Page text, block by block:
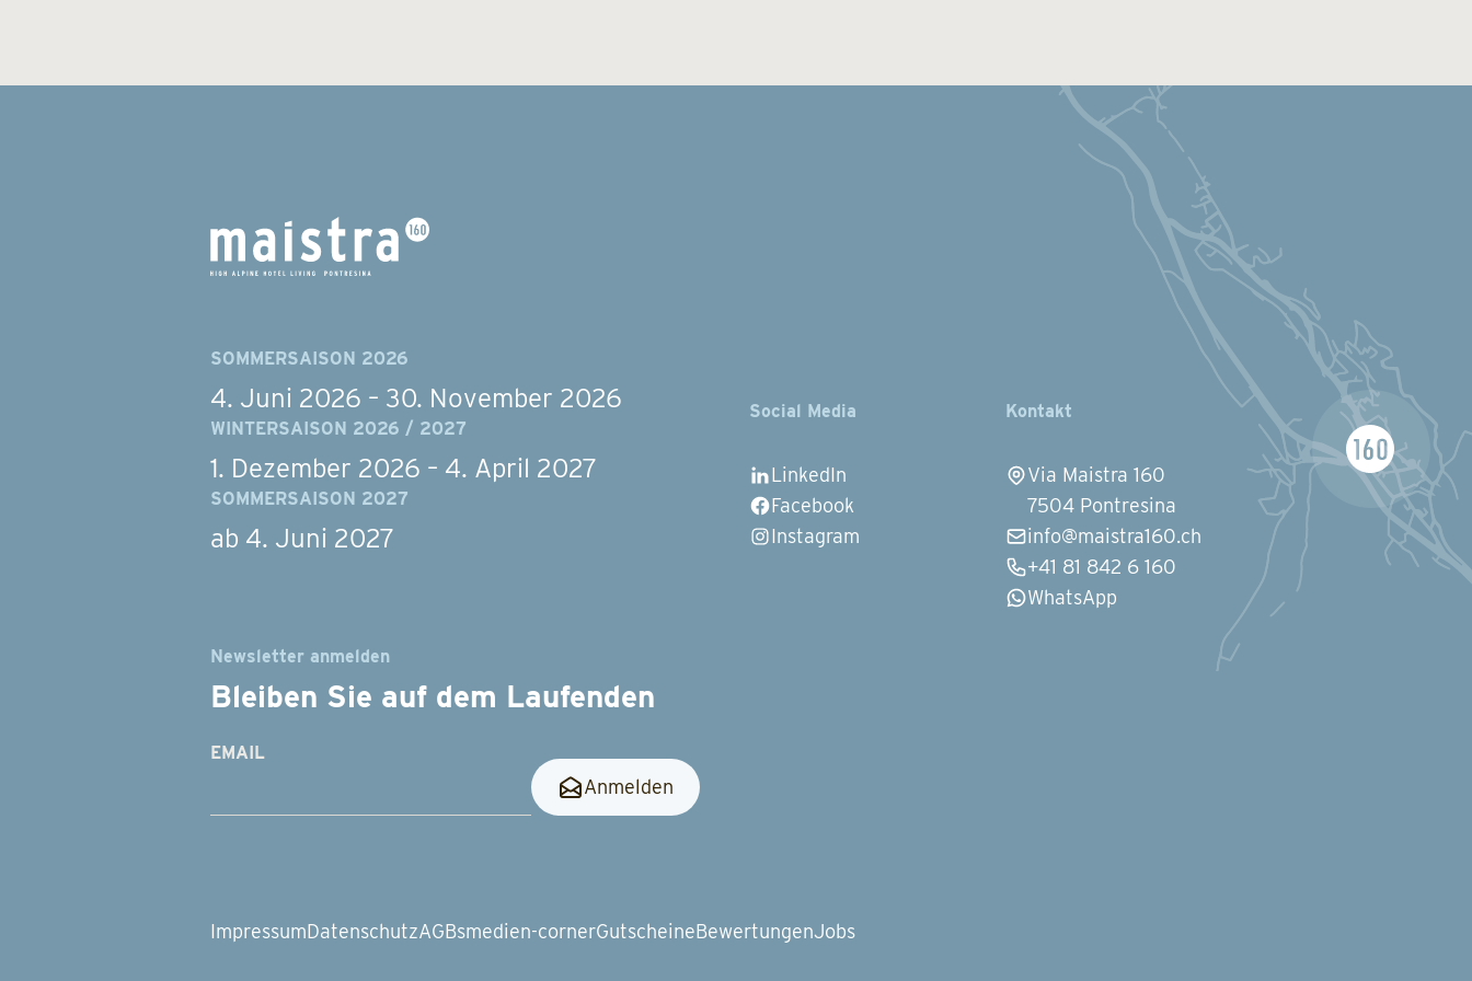
SOMMERSAISON 2026
4. Juni 2026 – 30. November 2026
WINTERSAISON 2026 / 2027
1. Dezember 2026 – 4. April 2027
SOMMERSAISON 2027
ab 4. Juni 2027
Newsletter anmelden
Bleiben Sie auf dem Laufenden
EMAIL
Anmelden
Social Media
LinkedIn
Facebook
Instagram
Kontakt
Via Maistra 160
7504 Pontresina
info@maistra160.ch
+41 81 842 6 160
WhatsApp
ImpressumDatenschutzAGBsmedien-cornerGutscheineBewertungenJobs